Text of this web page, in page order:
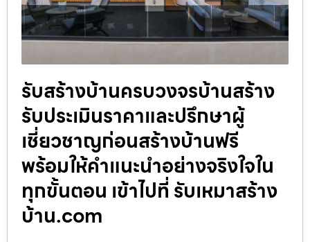
รับสร้างบ้านครบวงจรบ้านสร้าง
รับประเมินราคาและปรึกษาผู้
เชี่ยวชาญก่อนสร้างบ้านฟรี
พร้อมให้คำแนะนำอย่างจริงใจใน
ทุกขั้นตอน เข้าไปที่ รับเหมาสร้าง
บ้าน.com